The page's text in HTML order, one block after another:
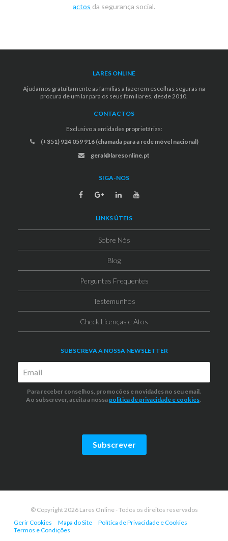
actos da segurança social.
LARES ONLINE
Ajudamos gratuitamente as famílias a fazerem escolhas seguras na
procura de um lar para os seus familiares, desde 2010.
CONTACTOS
Exclusivo a entidades proprietárias:
(+351) 924 059 916 (chamada para a rede móvel nacional)
geral@laresonline.pt
SIGA-NOS
LINKS ÚTEIS
Sobre Nós
Blog
Perguntas Frequentes
Testemunhos
Check Licenças e Atos
SUBSCREVA A NOSSA NEWSLETTER
Para receber conselhos, promocões e novidades no seu email.
Ao subscrever, aceita a nossa politica de privacidade e cookies.
Subscrever
© Copyright 2026 Lares Online - Todos os direitos reservados
Gerir Cookies
Mapa do Site
Política de Privacidade e Cookies
Termos e Condições